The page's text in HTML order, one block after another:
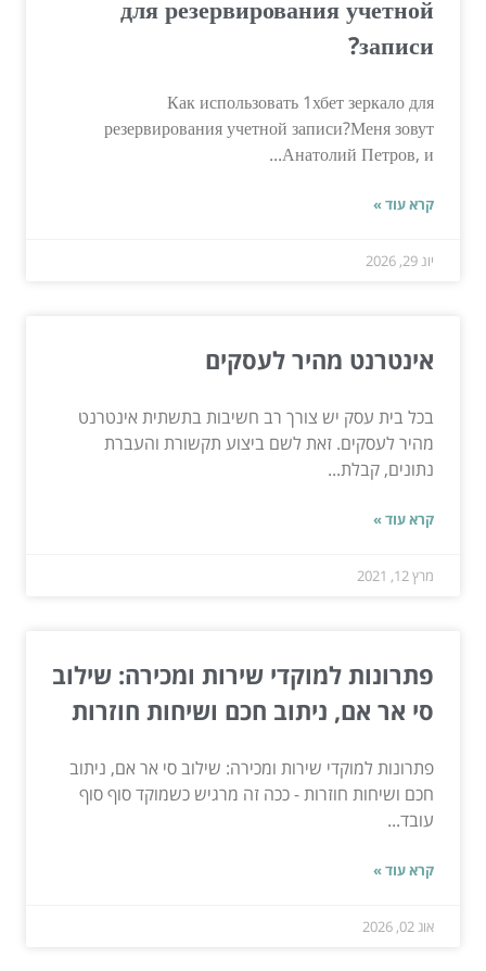
для резервирования учетной
записи?
Как использовать 1хбет зеркало для
резервирования учетной записи?Меня зовут
Анатолий Петров, и...
קרא עוד »
יונ 29, 2026
אינטרנט מהיר לעסקים
בכל בית עסק יש צורך רב חשיבות בתשתית אינטרנט
מהיר לעסקים. זאת לשם ביצוע תקשורת והעברת
נתונים, קבלת...
קרא עוד »
מרץ 12, 2021
פתרונות למוקדי שירות ומכירה: שילוב
סי אר אם, ניתוב חכם ושיחות חוזרות
פתרונות למוקדי שירות ומכירה: שילוב סי אר אם, ניתוב
חכם ושיחות חוזרות - ככה זה מרגיש כשמוקד סוף סוף
עובד...
קרא עוד »
אוג 02, 2026